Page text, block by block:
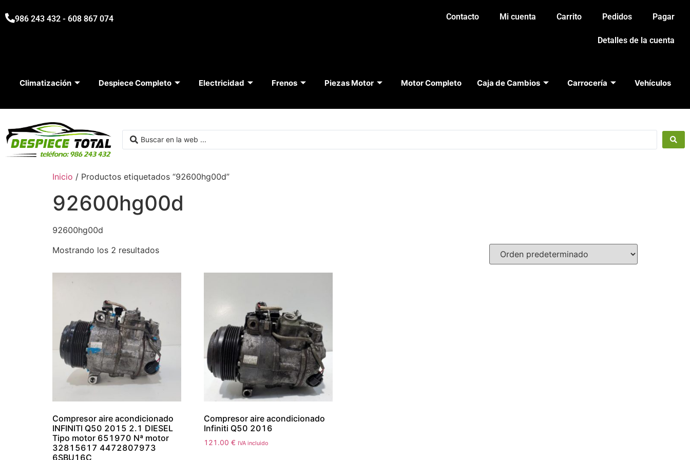
986 243 432 - 608 867 074 Contacto Mi cuenta Carrito Pedidos Pagar
Detalles de la cuenta
Climatización Despiece Completo Electricidad Frenos Piezas Motor Motor Completo Caja de Cambios Carrocería Vehículos
Inicio / Productos etiquetados “92600hg00d”
92600hg00d
92600hg00d
Mostrando los 2 resultados
Compresor aire acondicionado
INFINITI Q50 2015 2.1 DIESEL
Tipo motor 651970 Nª motor
32815617 4472807973
6SBU16C
Compresor aire acondicionado
Infiniti Q50 2016
121.00 € IVA incluido